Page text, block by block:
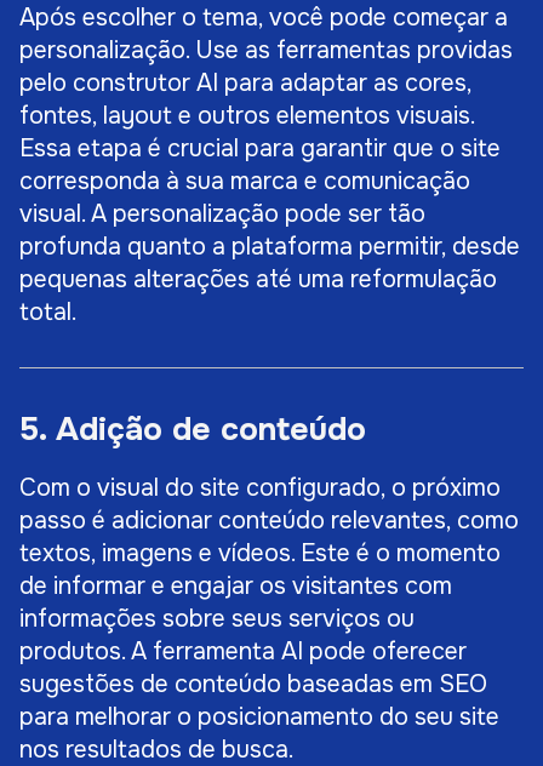
Após escolher o tema, você pode começar a
personalização. Use as ferramentas providas
pelo construtor AI para adaptar as cores,
fontes, layout e outros elementos visuais.
Essa etapa é crucial para garantir que o site
corresponda à sua marca e comunicação
visual. A personalização pode ser tão
profunda quanto a plataforma permitir, desde
pequenas alterações até uma reformulação
total.
5. Adição de conteúdo
Com o visual do site configurado, o próximo
passo é adicionar conteúdo relevantes, como
textos, imagens e vídeos. Este é o momento
de informar e engajar os visitantes com
informações sobre seus serviços ou
produtos. A ferramenta AI pode oferecer
sugestões de conteúdo baseadas em SEO
para melhorar o posicionamento do seu site
nos resultados de busca.